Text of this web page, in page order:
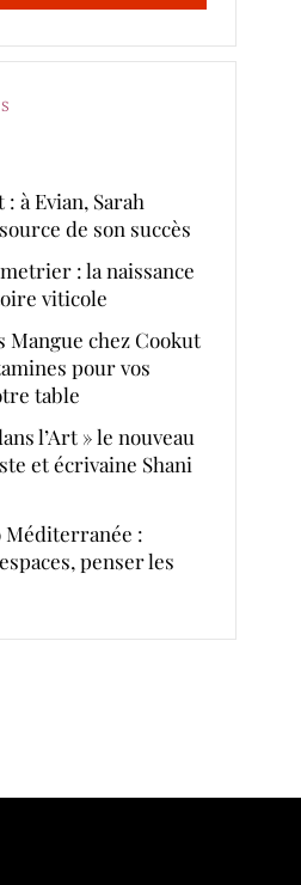
à Evian, Sarah
de son succès
: la naissance
viticole
Mangue chez Cookut
pour vos
table
l’Art » le nouveau
et écrivaine Shani
Méditerranée :
penser les